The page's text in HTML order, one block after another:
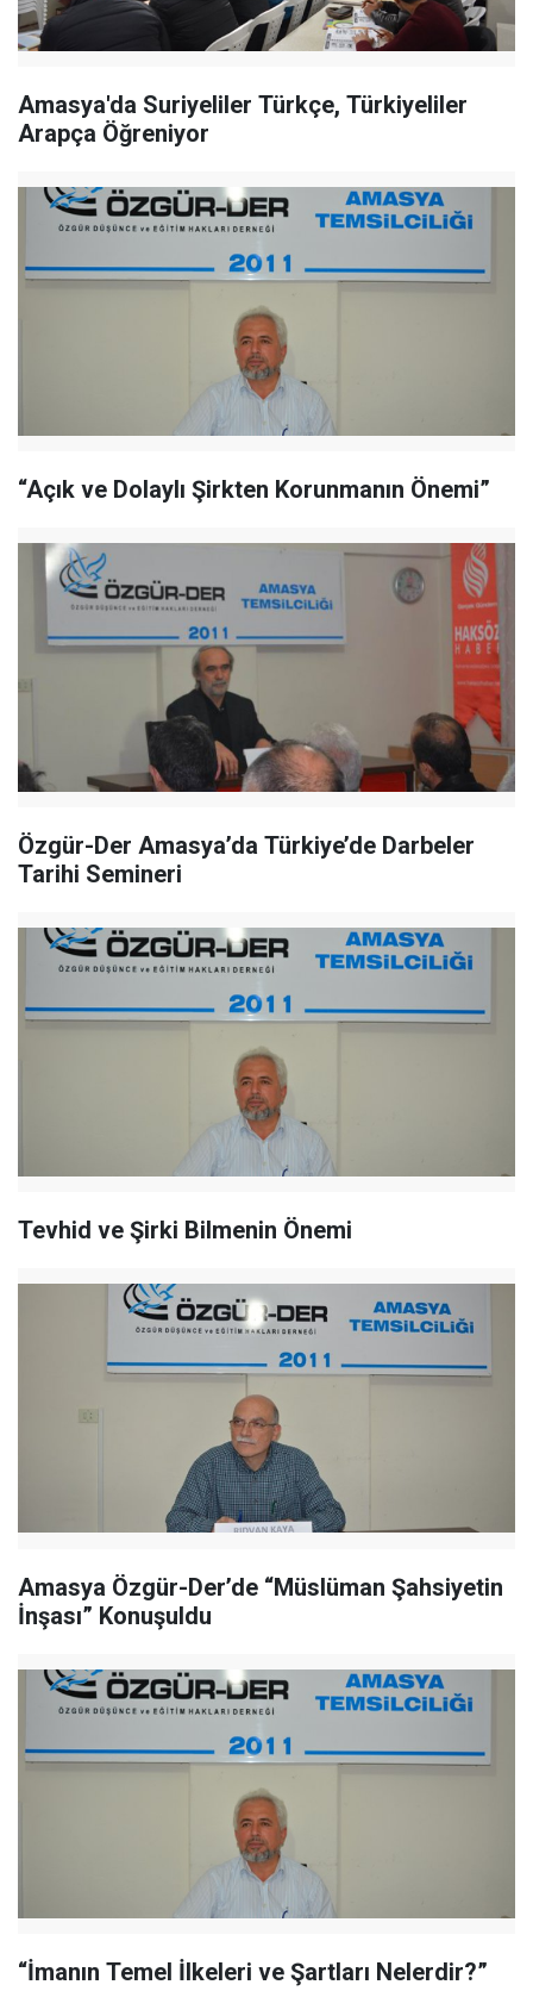
Amasya'da Suriyeliler Türkçe, Türkiyeliler
Arapça Öğreniyor
“Açık ve Dolaylı Şirkten Korunmanın Önemi”
Özgür-Der Amasya’da Türkiye’de Darbeler
Tarihi Semineri
Tevhid ve Şirki Bilmenin Önemi
Amasya Özgür-Der’de “Müslüman Şahsiyetin
İnşası” Konuşuldu
“İmanın Temel İlkeleri ve Şartları Nelerdir?”